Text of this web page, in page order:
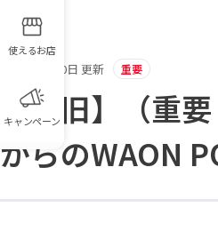
使えるお店
キャンペーン
2026年3月10日 更新 重要
【復旧】（重
からのWAON